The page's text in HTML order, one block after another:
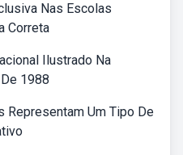
Nas Escolas
Correta
Ilustrado Na
1988
Um Tipo De